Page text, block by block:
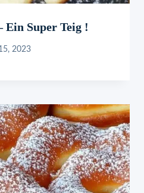
Ein Super Teig !
2023